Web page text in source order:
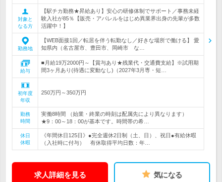
対象と
なる方
【駅チカ勤務★昇給あり】安心の研修体制でサポート／事務未経
験入社が85％【販売・アパレルをはじめ異業界出身の先輩が多数
活躍中！】
勤務地
【WEB面接1回／転居を伴う転勤なし／好きな場所で働ける】 愛
知県内（名古屋市、豊田市、岡崎市 な…
給与
■月給19万2000円～【賞与あり★残業代・交通費支給】※試用期
間3ヶ月あり(待遇に変動なし)（2027年3月専・短…
初年度
年収
250万円～350万円
勤務
時間
実働8時間 （始業・終業の時刻は配属先により異なります）
★9：00～18：00が基本です。時間帯の希…
休日
休暇
《年間休日125日》●完全週休2日制（土、日）、祝日●有給休暇
（入社時に付与） 有休取得平均日数：年…
求人詳細を見る 気になる